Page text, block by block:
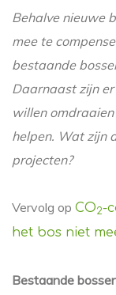
Behalve nieuwe
mee te
bestaande
Daarnaast zijn
willen
helpen. Wat zijn
projecten?
Vervolg op CO2-
het bos niet
Bestaande